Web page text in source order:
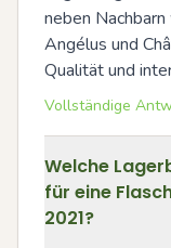
neben
Angélus und
Qualität und
Vollständige
Welche
für eine
2021?